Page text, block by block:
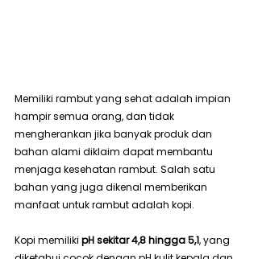
Memiliki rambut yang sehat adalah impian
hampir semua orang, dan tidak
mengherankan jika banyak produk dan
bahan alami diklaim dapat membantu
menjaga kesehatan rambut. Salah satu
bahan yang juga dikenal memberikan
manfaat untuk rambut adalah kopi.
Kopi memiliki pH sekitar 4,8 hingga 5,1, yang